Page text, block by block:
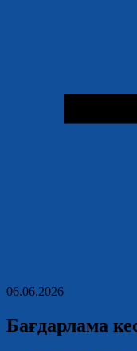
06.06.2026
Бағдарлама